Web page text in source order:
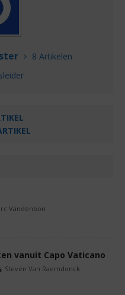
8 Artikelen
Vandenbon
vanuit Capo Vaticano
Steven Van Raemdonck